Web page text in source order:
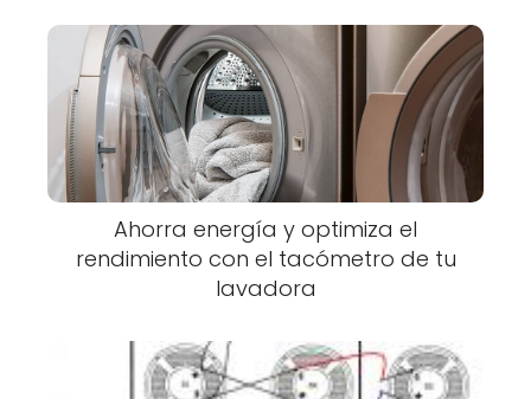
Ahorra energía y optimiza el
rendimiento con el tacómetro de tu
lavadora